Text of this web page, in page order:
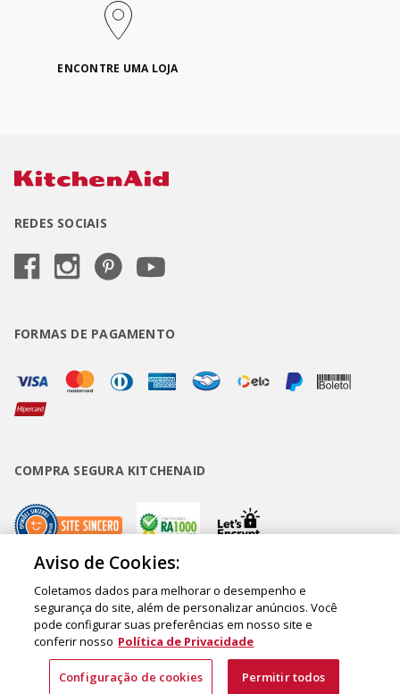
ENCONTRE UMA LOJA
REDES SOCIAIS
FORMAS DE PAGAMENTO
COMPRA SEGURA KITCHENAID
Copyright • BUD Comércio de Eletrodomésticos Ltda. ® 2020 - CNPJ
62.058.318/0007-76. - Inscrição Municipal/Estadual 148.044.198.118 Sede:
Rua Olympia Semeraro, 675 - Jardim Santa Emília - CEP 04183-090 - São
Paulo - SP - Brasil
Aviso de Cookies:
Coletamos dados para melhorar o desempenho e
segurança do site, além de personalizar anúncios. Você
pode configurar suas preferências em nosso site e
conferir nosso Política de Privacidade
Configuração de cookies Permitir todos